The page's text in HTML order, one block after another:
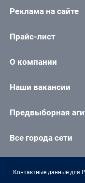
Реклама на сайте
Прайс-лист
О компании
Наши вакансии
Предвыборная
Все города сети
Контактные данные для